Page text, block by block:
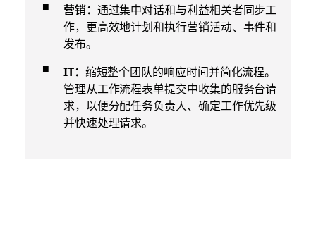
营销： 通过集中对话和与利益相关者同步工
作，更高效地计划和执行营销活动、事件和
发布。
IT： 缩短整个团队的响应时间并简化流程。
管理从工作流程表单提交中收集的服务台请
求，以便分配任务负责人、确定工作优先级
并快速处理请求。